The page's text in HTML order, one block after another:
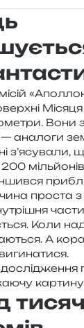
Вони
— ана­ло­ги
з’ясували,
міль­йо­нів
про­ста
Коли
А